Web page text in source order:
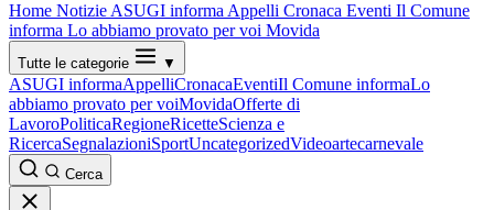
Home Notizie ASUGI informa Appelli Cronaca Eventi Il Comune
informa Lo abbiamo provato per voi Movida
Tutte le categorie ▼
ASUGI informaAppelliCronacaEventiIl Comune informaLo
abbiamo provato per voiMovidaOfferte di
LavoroPoliticaRegioneRicetteScienza e
RicercaSegnalazioniSportUncategorizedVideoartecarnevale
Cerca